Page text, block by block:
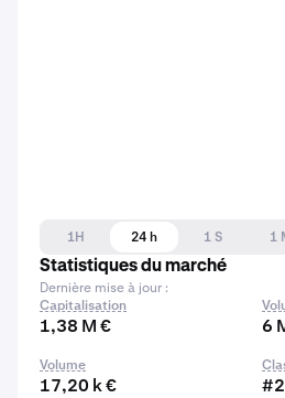
1H 24 h 1 S 1
Statistiques du marché
Dernière mise à jour :
Capitalisation
1,38 M € 6
Volume
17,20 k €